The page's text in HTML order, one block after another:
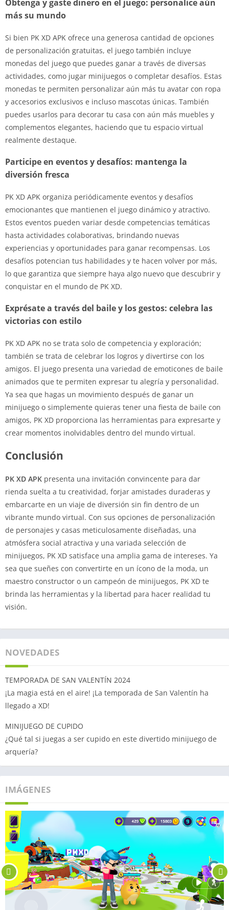
Obtenga y gaste dinero en el juego: personalice aún
más su mundo
Si bien PK XD APK ofrece una generosa cantidad de opciones
de personalización gratuitas, el juego también incluye
monedas del juego que puedes ganar a través de diversas
actividades, como jugar minijuegos o completar desafíos. Estas
monedas te permiten personalizar aún más tu avatar con ropa
y accesorios exclusivos e incluso mascotas únicas. También
puedes usarlos para decorar tu casa con aún más muebles y
complementos elegantes, haciendo que tu espacio virtual
realmente destaque.
Participe en eventos y desafíos: mantenga la
diversión fresca
PK XD APK organiza periódicamente eventos y desafíos
emocionantes que mantienen el juego dinámico y atractivo.
Estos eventos pueden variar desde competencias temáticas
hasta actividades colaborativas, brindando nuevas
experiencias y oportunidades para ganar recompensas. Los
desafíos potencian tus habilidades y te hacen volver por más,
lo que garantiza que siempre haya algo nuevo que descubrir y
conquistar en el mundo de PK XD.
Exprésate a través del baile y los gestos: celebra las
victorias con estilo
PK XD APK no se trata solo de competencia y exploración;
también se trata de celebrar los logros y divertirse con los
amigos. El juego presenta una variedad de emoticones de baile
animados que te permiten expresar tu alegría y personalidad.
Ya sea que hagas un movimiento después de ganar un
minijuego o simplemente quieras tener una fiesta de baile con
amigos, PK XD proporciona las herramientas para expresarte y
crear momentos inolvidables dentro del mundo virtual.
Conclusión
PK XD APK presenta una invitación convincente para dar
rienda suelta a tu creatividad, forjar amistades duraderas y
embarcarte en un viaje de diversión sin fin dentro de un
vibrante mundo virtual. Con sus opciones de personalización
de personajes y casas meticulosamente diseñadas, una
atmósfera social atractiva y una variada selección de
minijuegos, PK XD satisface una amplia gama de intereses. Ya
sea que sueñes con convertirte en un ícono de la moda, un
maestro constructor o un campeón de minijuegos, PK XD te
brinda las herramientas y la libertad para hacer realidad tu
visión.
NOVEDADES
TEMPORADA DE SAN VALENTÍN 2024
¡La magia está en el aire! ¡La temporada de San Valentín ha
llegado a XD!
MINIJUEGO DE CUPIDO
¿Qué tal si juegas a ser cupido en este divertido minijuego de
arquería?
IMÁGENES